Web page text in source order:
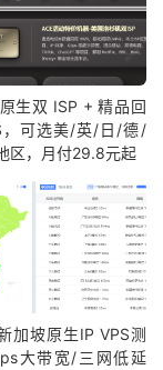
生双 ISP + 精品回
，可选美/英/日/德/
区，月付29.8元起
加坡原生IP VPS测
大带宽/三网低延